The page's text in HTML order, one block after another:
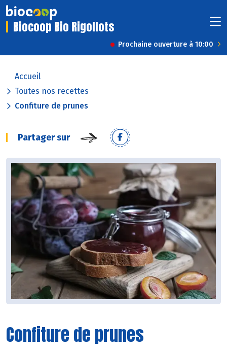
Biocoop Bio Rigollots
Prochaine ouverture à 10:00
Accueil
Toutes nos recettes
Confiture de prunes
Partager sur
Confiture de prunes